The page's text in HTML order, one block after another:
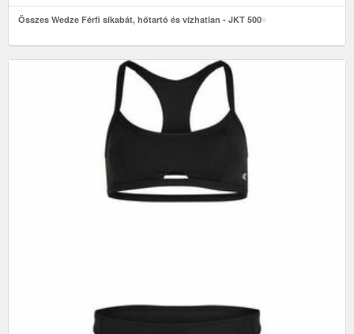
Összes Wedze Férfi síkabát, hőtartó és vízhatlan - JKT 500